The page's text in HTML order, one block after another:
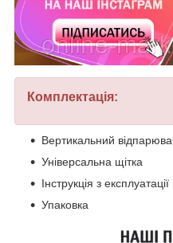
Комплектація:
Вертикальний
Універсальна щітка
Інструкція з експлуатації
Упаковка